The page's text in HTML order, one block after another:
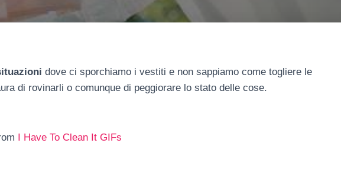
dove ci sporchiamo i vestiti e non sappiamo come togliere le
di rovinarli o comunque di peggiorare lo stato delle cose.
I Have To Clean It GIFs